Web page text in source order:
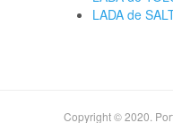
LADA de
Copyright © 2020.